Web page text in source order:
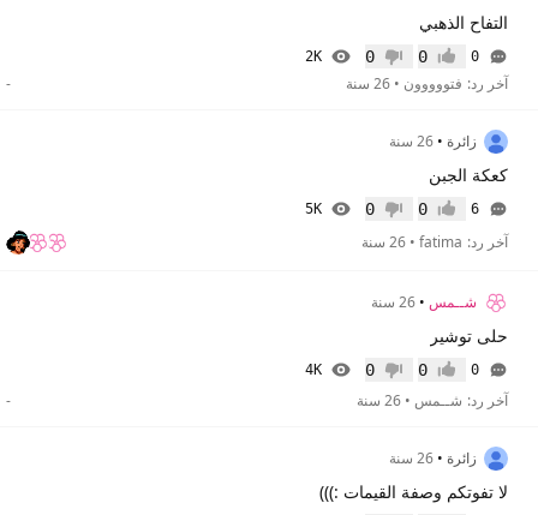
التفاح الذهبي
0 إعجاب0 عدم إعجاب
0
2K
آخر رد: فتووووون • 26 سنة -
زائرة • 26 سنة
كعكة الجبن
6 إعجاب0 عدم إعجاب
0
5K
آخر رد: fatima
• 26 سنة
شــمس • 26 سنة
حلى توشير
0 إعجاب0 عدم إعجاب
0
4K
آخر رد: شــمس • 26 سنة -
زائرة • 26 سنة
لا تفوتكم وصفة القيمات :)))